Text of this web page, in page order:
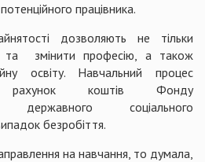
працівника.
дозволяють не тільки
та змінити професію, а також
освіту. Навчальний процес
рахунок коштів Фонду
державного соціального
безробіття.
на навчання, то думала,